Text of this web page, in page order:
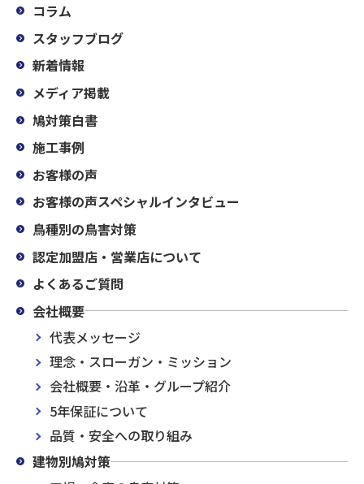
コラム
スタッフブログ
新着情報
メディア掲載
鳩対策白書
施工事例
お客様の声
お客様の声スペシャルインタビュー
鳥種別の鳥害対策
認定加盟店・営業店について
よくあるご質問
会社概要
代表メッセージ
理念・スローガン・ミッション
会社概要・沿革・グループ紹介
5年保証について
品質・安全への取り組み
建物別鳩対策